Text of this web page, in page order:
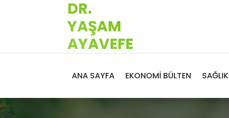
DR.
YAŞAM
AYAVEFE
ANA SAYFA EKONOMİ BÜLTEN